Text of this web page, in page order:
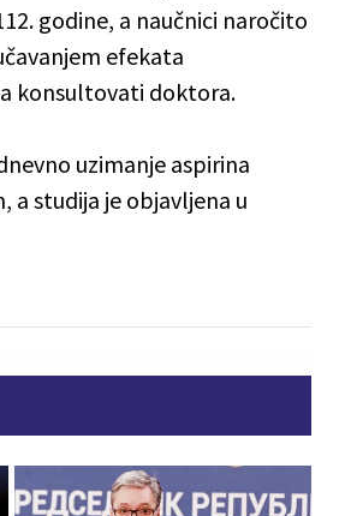
godine, a naučnici naročito
efekata
konsultovati doktora.
uzimanje aspirina
a studija je objavljena u